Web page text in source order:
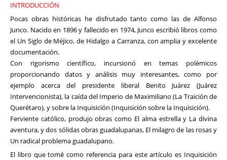
INTRODUCCIÓN
Pocas obras históricas he disfrutado tanto como las de Alfonso
Junco. Nacido en 1896 y fallecido en 1974, Junco escribió libros como
el Un Siglo de Méjico, de Hidalgo a Carranza, con amplia y excelente
documentación.
Con rigorismo científico, incursionó en temas polémicos
proporcionando datos y análisis muy interesantes, como por
ejemplo acerca del presidente liberal Benito Juárez (Juárez
Intervencionista), la caída del Imperio de Maximiliano (La Traición de
Querétaro), y sobre la Inquisición (Inquisición sobre la Inquisición).
Ferviente católico, produjo obras como El alma estrella y La divina
aventura, y dos sólidas obras guadalupanas, El milagro de las rosas y
Un radical problema guadalupano.
El libro que tomé como referencia para este artículo es Inquisición